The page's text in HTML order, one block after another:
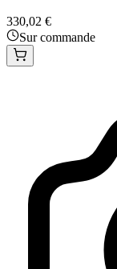
330,02 €
Sur commande